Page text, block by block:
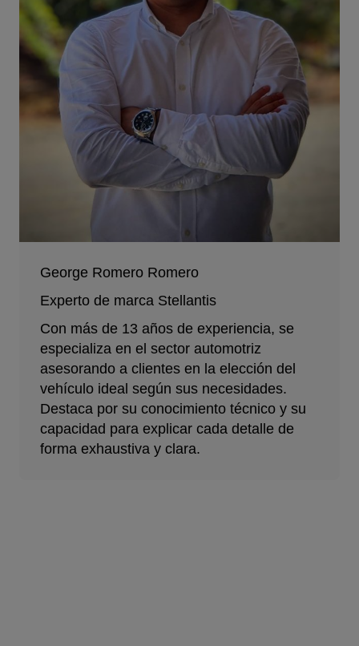
George Romero Romero
Experto de marca Stellantis
Con más de 13 años de experiencia, se
especializa en el sector automotriz
asesorando a clientes en la elección del
vehículo ideal según sus necesidades.
Destaca por su conocimiento técnico y su
capacidad para explicar cada detalle de
forma exhaustiva y clara.